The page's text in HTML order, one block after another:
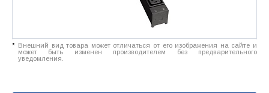
* Внешний вид товара может отличаться от его изображения на сайте и
может быть изменен производителем без предварительного
уведомления.